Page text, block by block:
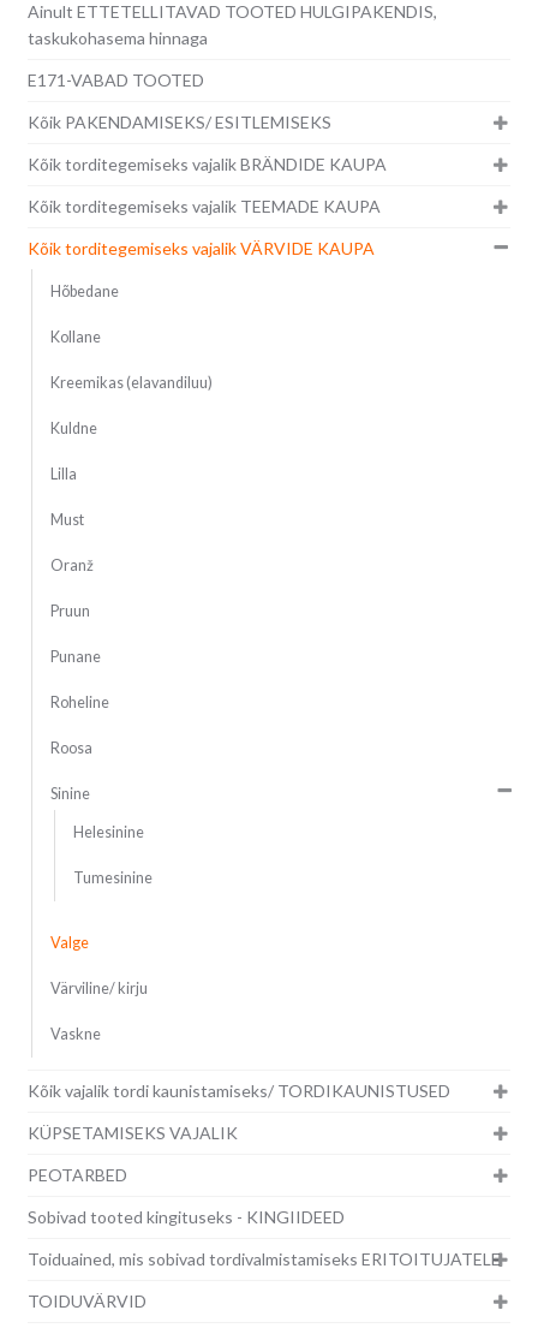
Ainult ETTETELLITAVAD TOOTED HULGIPAKENDIS,
taskukohasema hinnaga
E171-VABAD TOOTED
Kõik PAKENDAMISEKS/ ESITLEMISEKS
Kõik torditegemiseks vajalik BRÄNDIDE KAUPA
Kõik torditegemiseks vajalik TEEMADE KAUPA
Kõik torditegemiseks vajalik VÄRVIDE KAUPA
Hõbedane
Kollane
Kreemikas (elavandiluu)
Kuldne
Lilla
Must
Oranž
Pruun
Punane
Roheline
Roosa
Sinine
Helesinine
Tumesinine
Valge
Värviline/ kirju
Vaskne
Kõik vajalik tordi kaunistamiseks/ TORDIKAUNISTUSED
KÜPSETAMISEKS VAJALIK
PEOTARBED
Sobivad tooted kingituseks - KINGIIDEED
Toiduained, mis sobivad tordivalmistamiseks ERITOITUJATELE
TOIDUVÄRVID